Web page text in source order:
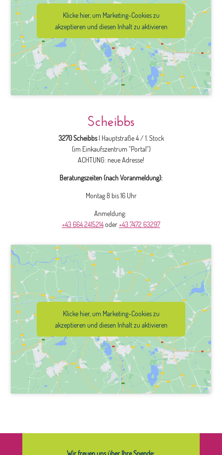
Klicke hier, um Marketing-Cookies zu
akzeptieren und diesen Inhalt zu aktivieren
Scheibbs
3270 Scheibbs| Hauptstraße 4 / 1. Stock
(im Einkaufszentrum "Portal")
ACHTUNG: neue Adresse!
Beratungszeiten (nach Voranmeldung):
Montag 8 bis 16 Uhr
Anmeldung:
+43 664 2415214oder+43 7472 63297
Klicke hier, um Marketing-Cookies zu
akzeptieren und diesen Inhalt zu aktivieren
Wir freuen uns über Ihre Spende: